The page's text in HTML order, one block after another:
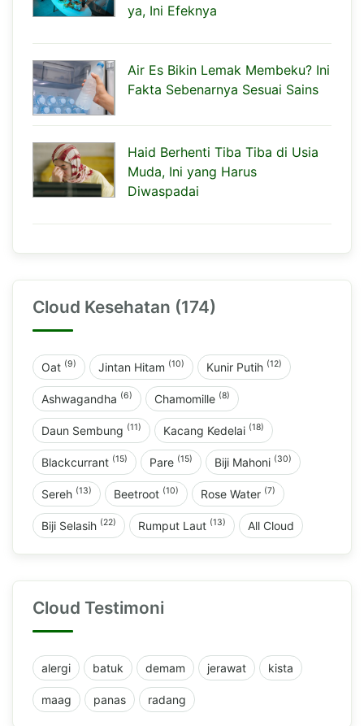
ya, Ini Efeknya
Air Es Bikin Lemak Membeku? Ini
Fakta Sebenarnya Sesuai Sains
Haid Berhenti Tiba Tiba di Usia
Muda, Ini yang Harus
Diwaspadai
Cloud Kesehatan (174)
Oat (9) Jintan Hitam (10) Kunir Putih (12)
Ashwagandha (6) Chamomille (8)
Daun Sembung (11) Kacang Kedelai (18)
Blackcurrant (15) Pare (15) Biji Mahoni (30)
Sereh (13) Beetroot (10) Rose Water (7)
Biji Selasih (22) Rumput Laut (13) All Cloud
Cloud Testimoni
alergi batuk demam jerawat kista
maag panas radang